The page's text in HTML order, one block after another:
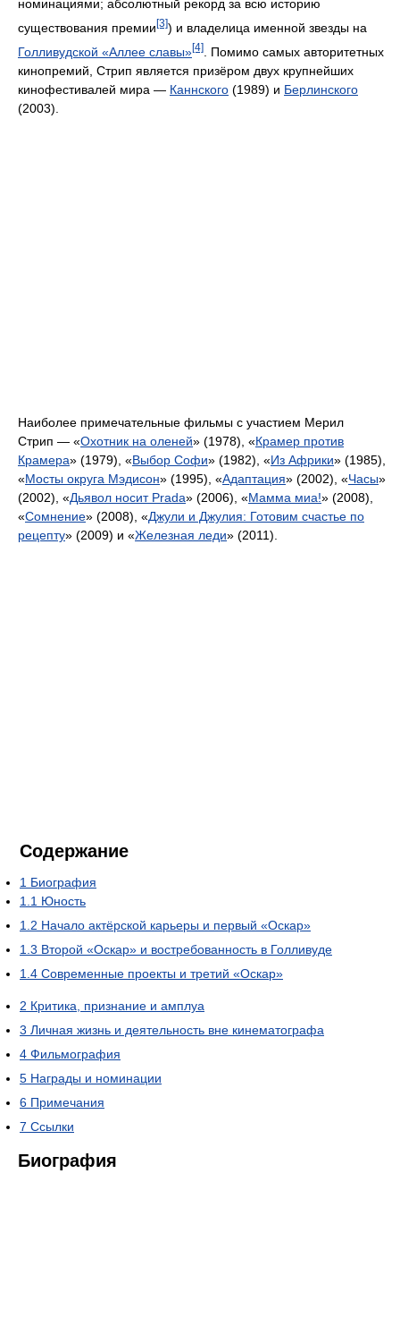
номинациями; абсолютный рекорд за всю историю
существования премии [3]) и владелица именной звезды на
Голливудской «Аллее славы»[4]
. Помимо самых авторитетных
кинопремий, Стрип является призёром двух крупнейших
кинофестивалей мира — Каннского (1989) и Берлинского
(2003).
Наиболее примечательные фильмы с участием Мерил
Стрип — «Охотник на оленей» (1978), «Крамер против
Крамера» (1979), «Выбор Софи» (1982), «Из Африки» (1985),
«Мосты округа Мэдисон» (1995), «Адаптация» (2002), «Часы»
(2002), «Дьявол носит Prada» (2006), «Мамма миа!» (2008),
«Сомнение» (2008), «Джули и Джулия: Готовим счастье по
рецепту» (2009) и «Железная леди» (2011).
Содержание
1 Биография
1.1 Юность
1.2 Начало актёрской карьеры и первый «Оскар»
1.3 Второй «Оскар» и востребованность в Голливуде
1.4 Современные проекты и третий «Оскар»
2 Критика, признание и амплуа
3 Личная жизнь и деятельность вне кинематографа
4 Фильмография
5 Награды и номинации
6 Примечания
7 Ссылки
Биография